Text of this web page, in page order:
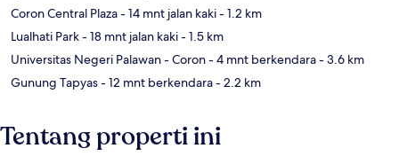
Coron Central Plaza- 14 mnt jalan kaki- 1.2 km
Lualhati Park- 18 mnt jalan kaki- 1.5 km
Universitas Negeri Palawan - Coron- 4 mnt berkendara- 3.6 km
Gunung Tapyas- 12 mnt berkendara- 2.2 km
Tentang properti ini